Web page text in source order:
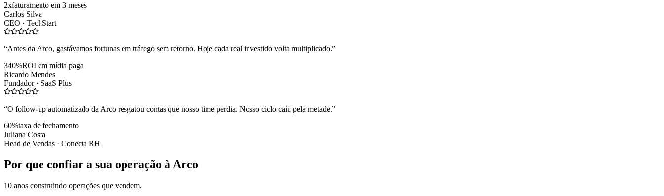
2xfaturamento em 3 meses
Carlos Silva
CEO · TechStart
“Antes da Arco, gastávamos fortunas em tráfego sem retorno. Hoje cada real investido volta multiplicado.”
340%ROI em mídia paga
Ricardo Mendes
Fundador · SaaS Plus
“O follow-up automatizado da Arco resgatou contas que nosso time perdia. Nosso ciclo caiu pela metade.”
60%taxa de fechamento
Juliana Costa
Head de Vendas · Conecta RH
Por que confiar a sua operação à Arco
10 anos construindo operações que vendem.